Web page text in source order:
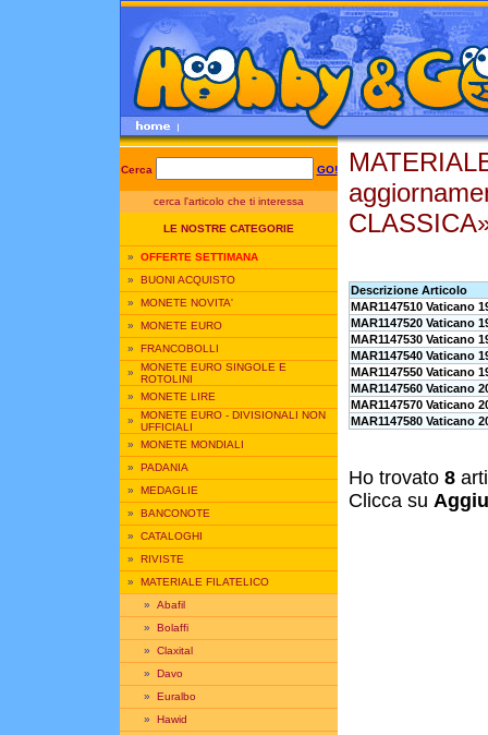
Cerca GO!
cerca l'articolo che ti interessa
LE NOSTRE CATEGORIE
» OFFERTE SETTIMANA
» BUONI ACQUISTO
» MONETE NOVITA'
» MONETE EURO
» FRANCOBOLLI
» MONETE EURO SINGOLE E
ROTOLINI
» MONETE LIRE
» MONETE EURO - DIVISIONALI NON
UFFICIALI
» MONETE MONDIALI
» PADANIA
» MEDAGLIE
» BANCONOTE
» CATALOGHI
» RIVISTE
» MATERIALE FILATELICO
» Abafil
» Bolaffi
» Claxital
» Davo
» Euralbo
» Hawid
Descrizione Articolo
MAR1147510 Vaticano
MAR1147520 Vaticano
MAR1147530 Vaticano
MAR1147540 Vaticano
MAR1147550 Vaticano
MAR1147560 Vaticano
MAR1147570 Vaticano
MAR1147580 Vaticano
Ho trovato 8
Clicca su